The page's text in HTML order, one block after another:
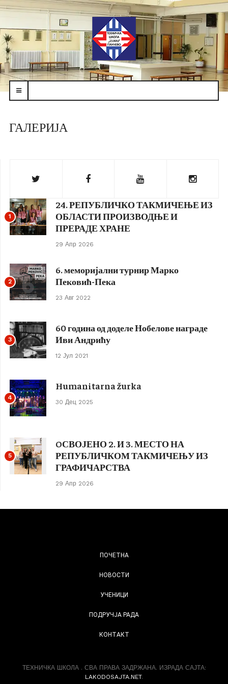
navbar-
ГАЛЕРИЈА
1
24. РЕПУБЛИЧКО ТАКМИЧЕЊЕ ИЗ
ОБЛАСТИ ПРОИЗВОДЊЕ И
ПРЕРАДЕ ХРАНЕ
29 Апр 2026
2
6. меморијални турнир Марко
Пековић-Пека
23 Авг 2022
3
60 година од доделе Нобелове награде
Иви Андрићу
12 Јул 2021
4
Humanitarna žurka
30 Дец 2025
5
OСВОЈЕНО 2. И 3. МЕСТО НА
РЕПУБЛИЧКОМ ТАКМИЧЕЊУ ИЗ
ГРАФИЧАРСТВА
29 Апр 2026
ПОЧЕТНА
НОВОСТИ
УЧЕНИЦИ
ПОДРУЧЈА РАДА
КОНТАКТ
ТЕХНИЧКА ШКОЛА . СВА ПРАВА ЗАДРЖАНА. ИЗРАДА САЈТА:
LAKODOSAJTA.NET.